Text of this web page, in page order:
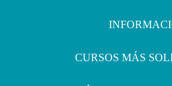
reglamento y
CURSOS MÁS